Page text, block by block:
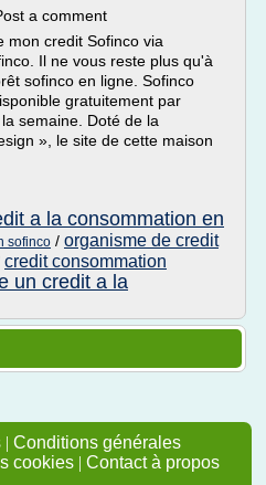
a comment
mon credit Sofinco via
Il ne vous reste plus qu'à
sofinco en ligne. Sofinco
gratuitement par
semaine. Doté de la
», le site de cette maison
a la consommation en
sofinco / organisme de credit
credit consommation
un credit a la
| Conditions générales
cookies | Contact à propos